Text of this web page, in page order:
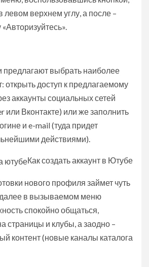
верхнем углу, а после –
предлагают выбрать наиболее
открыть доступ к предлагаемому
аккаунты социальных сетей
или Вконтакте) или же заполнить
и e-mail (туда придет
действиями).
Как создать аккаунт в Ютубе
нового профиля займет чуть
далее в вызываемом меню
спокойно общаться,
страницы и клубы, а заодно –
контент (новые каналы каталога